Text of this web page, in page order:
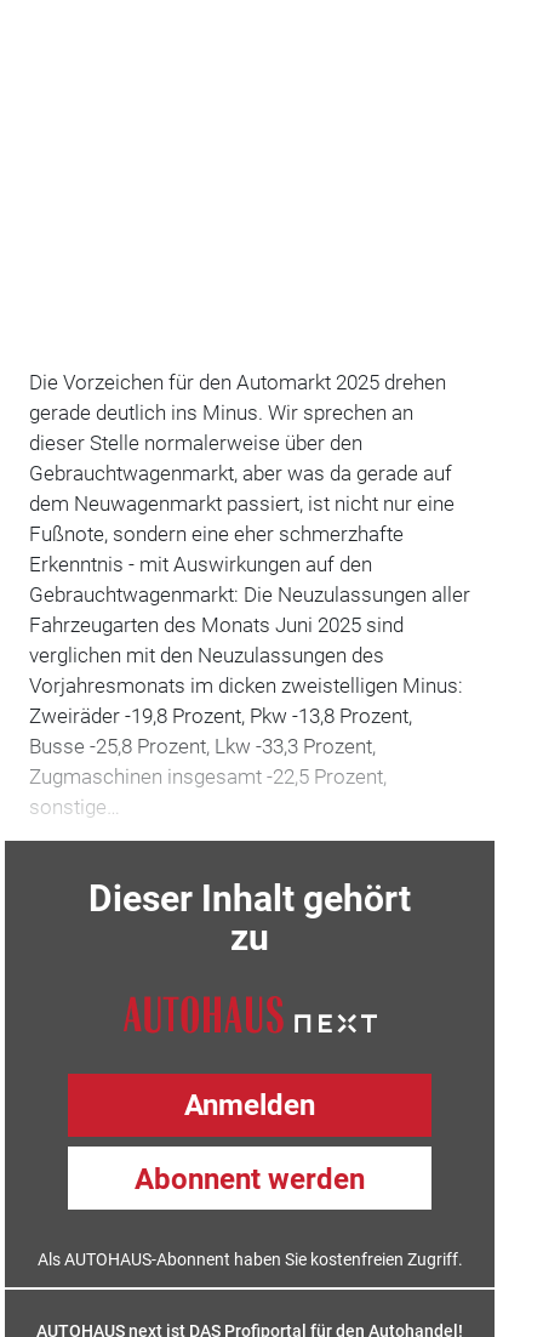
Die Vorzeichen für den Automarkt 2025 drehen
gerade deutlich ins Minus. Wir sprechen an
dieser Stelle normalerweise über den
Gebrauchtwagenmarkt, aber was da gerade auf
dem Neuwagenmarkt passiert, ist nicht nur eine
Fußnote, sondern eine eher schmerzhafte
Erkenntnis - mit Auswirkungen auf den
Gebrauchtwagenmarkt: Die Neuzulassungen aller
Fahrzeugarten des Monats Juni 2025 sind
verglichen mit den Neuzulassungen des
Vorjahresmonats im dicken zweistelligen Minus:
Zweiräder -19,8 Prozent, Pkw -13,8 Prozent,
Busse -25,8 Prozent, Lkw -33,3 Prozent,
Zugmaschinen insgesamt -22,5 Prozent,
sonstige…
Dieser Inhalt gehört
zu
Anmelden
Abonnent werden
Als AUTOHAUS-Abonnent haben Sie kostenfreien Zugriff.
AUTOHAUS next ist DAS Profiportal für den Autohandel!